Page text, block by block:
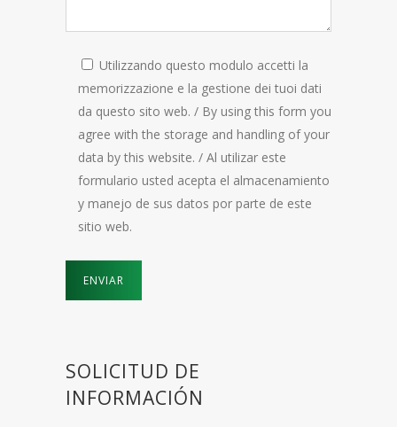
Utilizzando questo modulo accetti la
memorizzazione e la gestione dei tuoi dati
da questo sito web. / By using this form you
agree with the storage and handling of your
data by this website. / Al utilizar este
formulario usted acepta el almacenamiento
y manejo de sus datos por parte de este
sitio web.
SOLICITUD DE
INFORMACIÓN